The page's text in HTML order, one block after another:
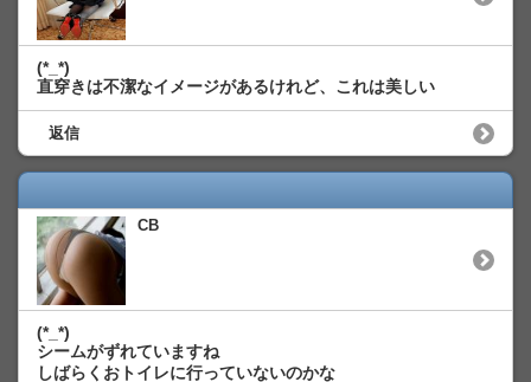
(*_*)
直穿きは不潔なイメージがあるけれど、これは美しい
返信
CB
(*_*)
シームがずれていますね
しばらくおトイレに行っていないのかな